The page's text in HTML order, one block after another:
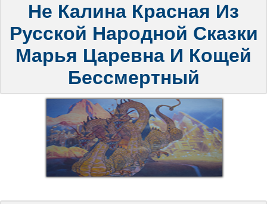
Не Калина Красная Из
Русской Народной Сказки
Марья Царевна И Кощей
Бессмертный